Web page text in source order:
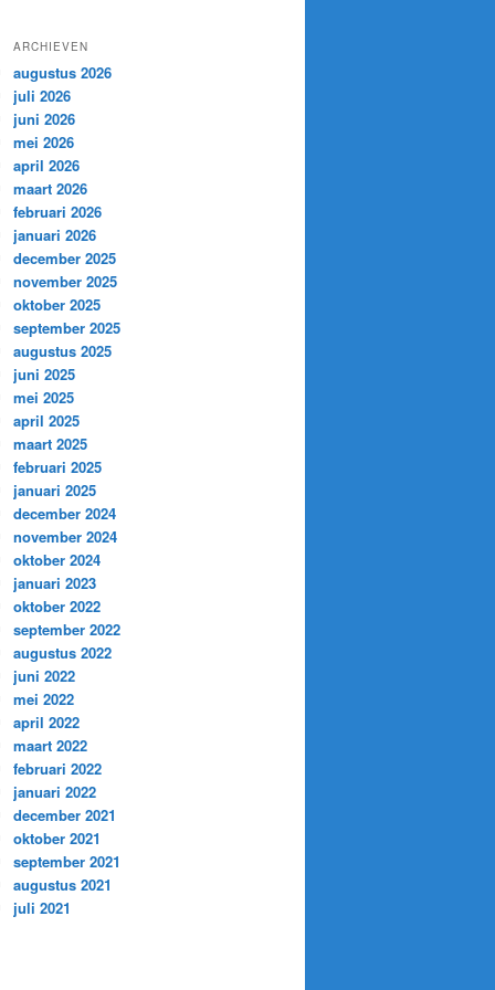
ARCHIEVEN
augustus 2026
juli 2026
juni 2026
mei 2026
april 2026
maart 2026
februari 2026
januari 2026
december 2025
november 2025
oktober 2025
september 2025
augustus 2025
juni 2025
mei 2025
april 2025
maart 2025
februari 2025
januari 2025
december 2024
november 2024
oktober 2024
januari 2023
oktober 2022
september 2022
augustus 2022
juni 2022
mei 2022
april 2022
maart 2022
februari 2022
januari 2022
december 2021
oktober 2021
september 2021
augustus 2021
juli 2021